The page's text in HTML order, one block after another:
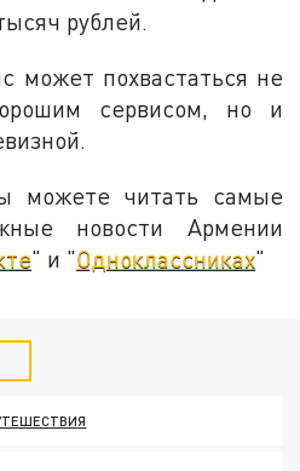
рублей.
может похвастаться не
сервисом, но и
можете читать самые
новости Армении
" и "Одноклассниках"